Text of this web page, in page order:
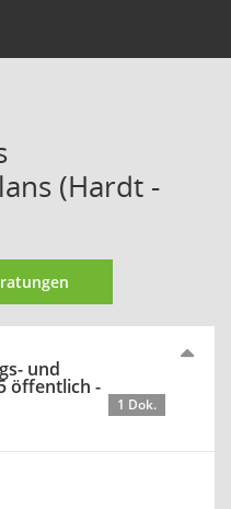
(Hardt -
und
öffentlich -
1 Dok.